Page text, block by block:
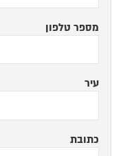
מספר טלפון
עיר
כתובת